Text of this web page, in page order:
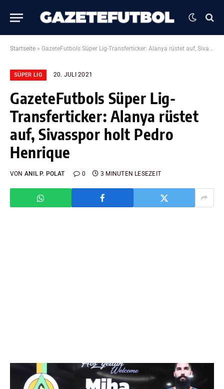
Startseite » GazeteFutbols Süper Lig-Transferticker: Alanya rüstet auf, Sivasspor holt Pedro Henrique
SÜPER LIG 20. JULI 2021
GazeteFutbols Süper Lig-
Transferticker: Alanya rüstet
auf, Sivasspor holt Pedro
Henrique
VON ANIL P. POLAT 0 3 MINUTEN LESEZEIT